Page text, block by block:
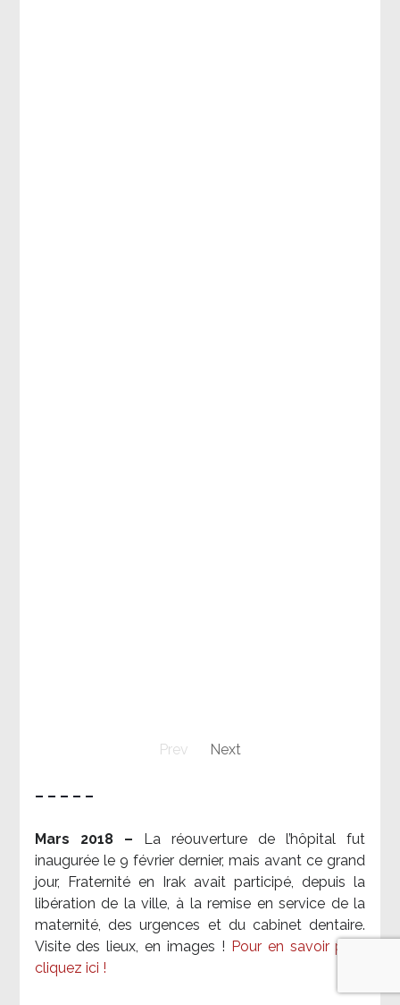
Prev Next
– – – – –
Mars 2018 –
La réouverture de l’hôpital fut
inaugurée le 9 février dernier, mais avant ce grand
jour, Fraternité en Irak avait participé, depuis la
libération de la ville, à la remise en service de la
maternité, des urgences et du cabinet dentaire.
Visite des lieux, en images ! Pour en savoir plus,
cliquez ici !